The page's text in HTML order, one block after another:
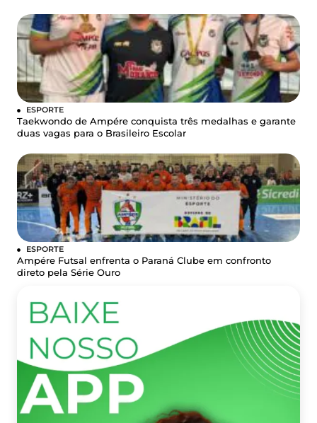
ESPORTE
Taekwondo de Ampére conquista três medalhas e garante
duas vagas para o Brasileiro Escolar
ESPORTE
Ampére Futsal enfrenta o Paraná Clube em confronto
direto pela Série Ouro